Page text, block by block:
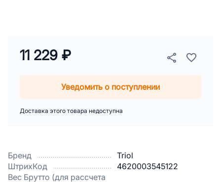
Бренд
Triol
ШтрихКод
4620003545122
Вес Брутто (для рассчета
11 229 ₽
Уведомить о поступлении
Доставка этого товара недоступна